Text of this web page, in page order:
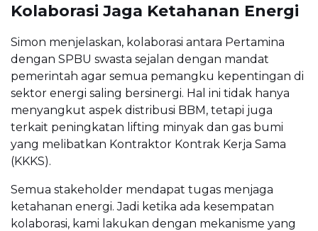
Kolaborasi Jaga Ketahanan Energi
Simon menjelaskan, kolaborasi antara Pertamina
dengan SPBU swasta sejalan dengan mandat
pemerintah agar semua pemangku kepentingan di
sektor energi saling bersinergi. Hal ini tidak hanya
menyangkut aspek distribusi BBM, tetapi juga
terkait peningkatan lifting minyak dan gas bumi
yang melibatkan Kontraktor Kontrak Kerja Sama
(KKKS).
Semua stakeholder mendapat tugas menjaga
ketahanan energi. Jadi ketika ada kesempatan
kolaborasi, kami lakukan dengan mekanisme yang